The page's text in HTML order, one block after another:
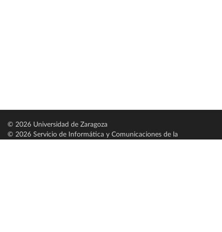
© 2026 Universidad de Zaragoza
© 2026 Servicio de Informática y Comunicaciones de la